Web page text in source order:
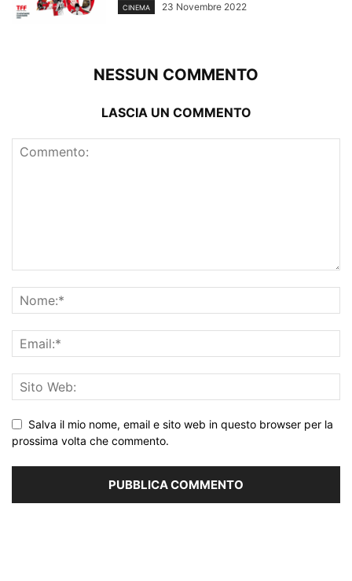
CINEMA 23 Novembre 2022
NESSUN COMMENTO
LASCIA UN COMMENTO
Salva il mio nome, email e sito web in questo browser per la
prossima volta che commento.